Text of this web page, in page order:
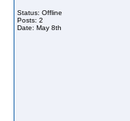
Status: Offline
Posts: 2
Date: May 8th